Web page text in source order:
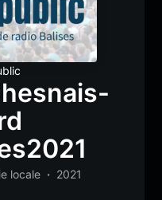
locale 2021